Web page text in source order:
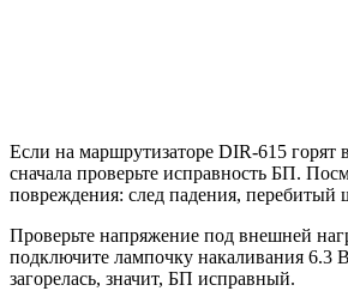
Если на маршрутизаторе DIR-615 горят
сначала проверьте исправность БП.
повреждения: след падения, перебитый
Проверьте напряжение под внешней
подключите лампочку накаливания 6.3
загорелась, значит, БП исправный.